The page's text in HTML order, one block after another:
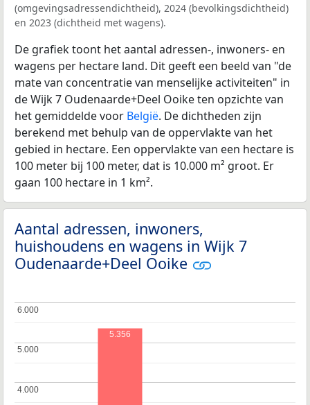
(omgevingsadressendichtheid), 2024 (bevolkingsdichtheid)
en 2023 (dichtheid met wagens).
De grafiek toont het aantal adressen-, inwoners- en
wagens per hectare land. Dit geeft een beeld van "de
mate van concentratie van menselijke activiteiten" in
de Wijk 7 Oudenaarde+Deel Ooike ten opzichte van
het gemiddelde voor België. De dichtheden zijn
berekend met behulp van de oppervlakte van het
gebied in hectare. Een oppervlakte van een hectare is
100 meter bij 100 meter, dat is 10.000 m² groot. Er
gaan 100 hectare in 1 km².
Aantal adressen, inwoners,
huishoudens en wagens in Wijk 7
Oudenaarde+Deel Ooike
4.000
4.000
5.000
5.000
6.000
6.000
5.356